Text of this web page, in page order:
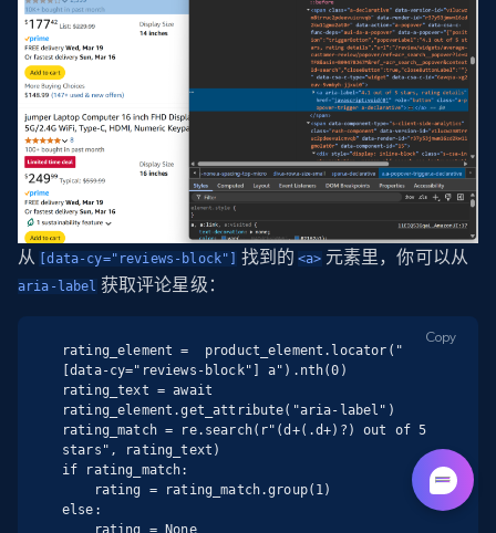
从 [data-cy="reviews-block"] 找到的<a> 元素里，你可以从
aria-label 获取评论星级：
rating_element =  product_element.locator("
[data-cy="reviews-block"] a").nth(0)
rating_text = await
rating_element.get_attribute("aria-label")
rating_match = re.search(r"(d+(.d+)?) out of 5
stars", rating_text)
if rating_match:
else:
    rating = None
Copy